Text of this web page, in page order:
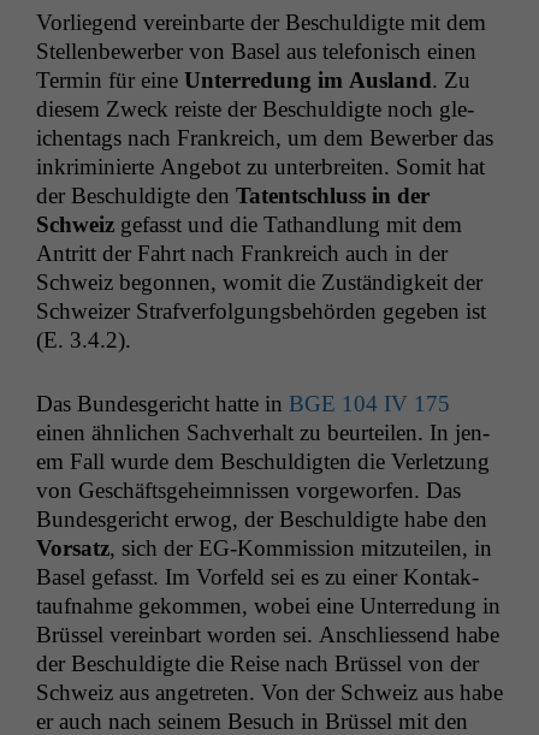
Vor­liegend vere­in­barte der Beschuldigte mit dem
Stel­len­be­wer­ber von Basel aus tele­fonisch einen
Ter­min für eine Unterre­dung im Aus­land. Zu
diesem Zweck reiste der Beschuldigte noch gle­
ichen­tags nach Frankre­ich, um dem Bewer­ber das
inkri­m­inierte Ange­bot zu unter­bre­it­en. Somit hat
der Beschuldigte den Tatentschluss in der
Schweiz gefasst und die Tathand­lung mit dem
Antritt der Fahrt nach Frankre­ich auch in der
Schweiz begonnen, wom­it die Zuständigkeit der
Schweiz­er Strafver­fol­gungs­be­hör­den gegeben ist
(E. 3.4.2).
Das Bun­des­gericht hat­te in BGE 104 IV 175
einen ähn­lichen Sachver­halt zu beurteilen. In jen­
em Fall wurde dem Beschuldigten die Ver­let­zung
von Geschäfts­ge­heimnis­sen vorge­wor­fen. Das
Bun­des­gericht erwog, der Beschuldigte habe den
Vor­satz, sich der EG-Kom­mis­sion mitzuteilen, in
Basel gefasst. Im Vor­feld sei es zu ein­er Kon­tak­
tauf­nahme gekom­men, wobei eine Unterre­dung in
Brüs­sel vere­in­bart wor­den sei. Anschliessend habe
der Beschuldigte die Reise nach Brüs­sel von der
Schweiz aus ange­treten. Von der Schweiz aus habe
er auch nach seinem Besuch in Brüs­sel mit den